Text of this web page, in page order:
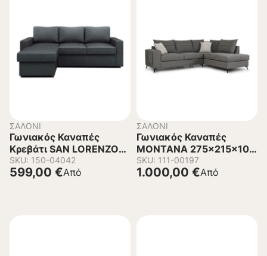
ΣΑΛΌΝΙ
Γωνιακός Καναπές
Κρεβάτι SAN LORENZO
Αναστρέψιμος
230x165x90 εκ.
SKU: 150-04042
Από
599,00 €
ΣΑΛΌΝΙ
Γωνιακός Καναπές
MONTANA 275x215x100
εκ.
SKU: 111-00197
Από
1.000,00 €